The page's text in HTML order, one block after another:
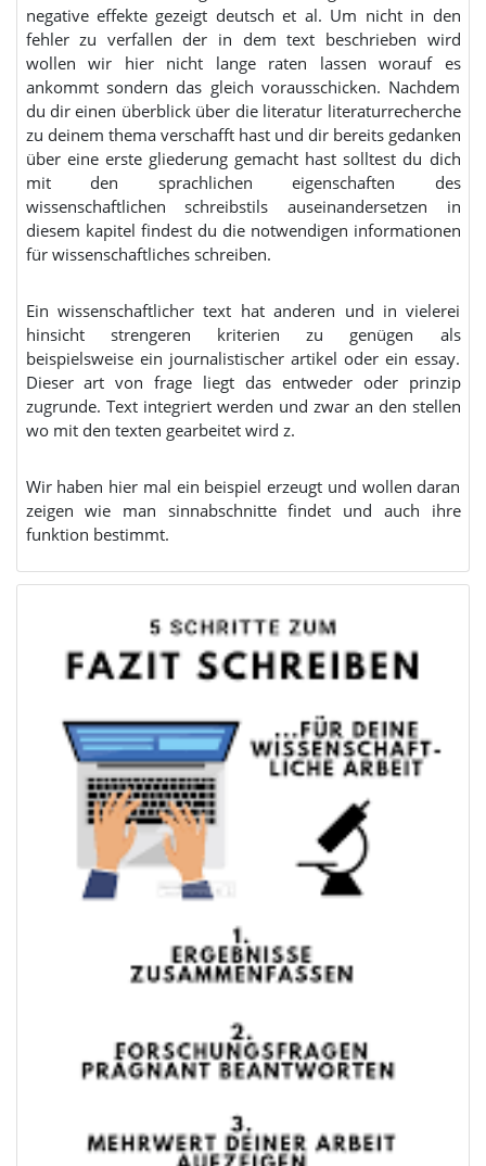
negative effekte gezeigt deutsch et al. Um nicht in den
fehler zu verfallen der in dem text beschrieben wird
wollen wir hier nicht lange raten lassen worauf es
ankommt sondern das gleich vorausschicken. Nachdem
du dir einen überblick über die literatur literaturrecherche
zu deinem thema verschafft hast und dir bereits gedanken
über eine erste gliederung gemacht hast solltest du dich
mit den sprachlichen eigenschaften des
wissenschaftlichen schreibstils auseinandersetzen in
diesem kapitel findest du die notwendigen informationen
für wissenschaftliches schreiben.
Ein wissenschaftlicher text hat anderen und in vielerei
hinsicht strengeren kriterien zu genügen als
beispielsweise ein journalistischer artikel oder ein essay.
Dieser art von frage liegt das entweder oder prinzip
zugrunde. Text integriert werden und zwar an den stellen
wo mit den texten gearbeitet wird z.
Wir haben hier mal ein beispiel erzeugt und wollen daran
zeigen wie man sinnabschnitte findet und auch ihre
funktion bestimmt.